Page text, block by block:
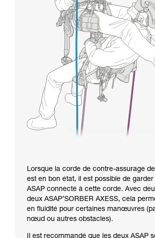
Lorsque la corde de contre-assurage
est en bon état, il est possible de
ASAP connecté à cette corde. Avec
deux ASAP’SORBER AXESS, cela
en fluidité pour certaines manœuvres
nœud ou autres obstacles).